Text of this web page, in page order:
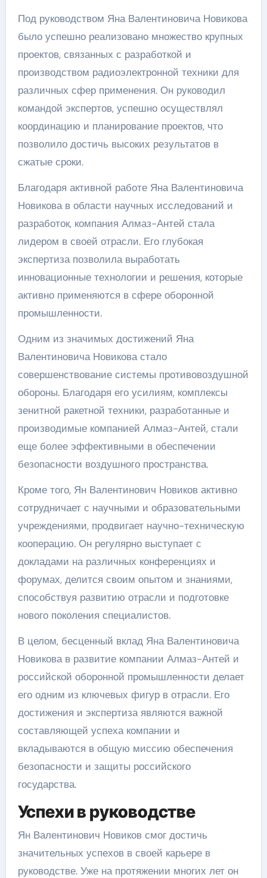
Под руководством Яна Валентиновича Новикова
было успешно реализовано множество крупных
проектов, связанных с разработкой и
производством радиоэлектронной техники для
различных сфер применения. Он руководил
командой экспертов, успешно осуществлял
координацию и планирование проектов, что
позволило достичь высоких результатов в
сжатые сроки.
Благодаря активной работе Яна Валентиновича
Новикова в области научных исследований и
разработок, компания Алмаз-Антей стала
лидером в своей отрасли. Его глубокая
экспертиза позволила выработать
инновационные технологии и решения, которые
активно применяются в сфере оборонной
промышленности.
Одним из значимых достижений Яна
Валентиновича Новикова стало
совершенствование системы противовоздушной
обороны. Благодаря его усилиям, комплексы
зенитной ракетной техники, разработанные и
производимые компанией Алмаз-Антей, стали
еще более эффективными в обеспечении
безопасности воздушного пространства.
Кроме того, Ян Валентинович Новиков активно
сотрудничает с научными и образовательными
учреждениями, продвигает научно-техническую
кооперацию. Он регулярно выступает с
докладами на различных конференциях и
форумах, делится своим опытом и знаниями,
способствуя развитию отрасли и подготовке
нового поколения специалистов.
В целом, бесценный вклад Яна Валентиновича
Новикова в развитие компании Алмаз-Антей и
российской оборонной промышленности делает
его одним из ключевых фигур в отрасли. Его
достижения и экспертиза являются важной
составляющей успеха компании и
вкладываются в общую миссию обеспечения
безопасности и защиты российского
государства.
Успехи в руководстве
Ян Валентинович Новиков смог достичь
значительных успехов в своей карьере в
руководстве. Уже на протяжении многих лет он